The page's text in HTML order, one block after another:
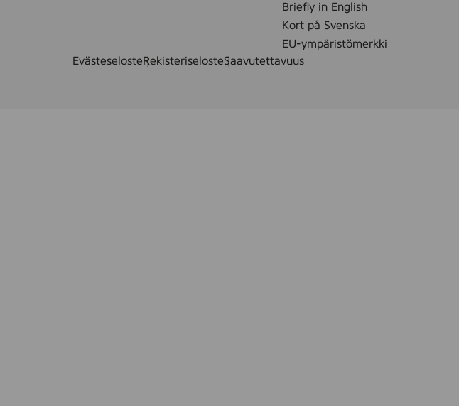
Briefly in English
Kort på Svenska
EU-ympäristömerkki
EvästeselosteRekisteriselosteSaavutettavuus